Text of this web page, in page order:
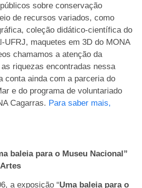
sobre conservação
de recursos variados, como
coleção didático-científica do
UFRJ, maquetes em 3D do MONA
chamamos a atenção da
riquezas encontradas nessa
conta ainda com a parceria do
e do programa de voluntariado
Cagarras. Para saber mais,
baleia para o Museu Nacional”
a exposição “Uma baleia para o